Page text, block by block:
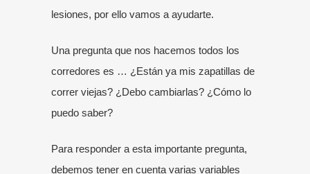
lesiones, por ello vamos a ayudarte.
Una pregunta que nos hacemos todos los
corredores es … ¿Están ya mis zapatillas de
correr viejas? ¿Debo cambiarlas? ¿Cómo lo
puedo saber?
Para responder a esta importante pregunta,
debemos tener en cuenta varias variables